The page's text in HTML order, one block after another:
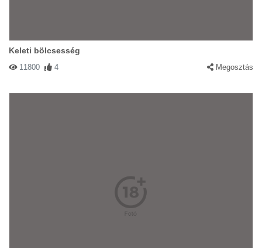
Keleti bölcsesség
11800 4 Megosztás